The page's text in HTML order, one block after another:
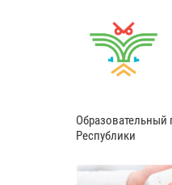
Образовательный
Республики